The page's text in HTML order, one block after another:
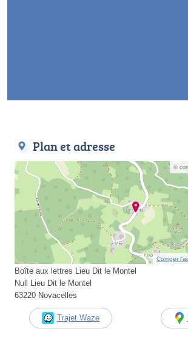
Plan et adresse
©
Corriger
Boîte aux lettres Lieu Dit le Montel
Null Lieu Dit le Montel
63220 Novacelles
Trajet Waze